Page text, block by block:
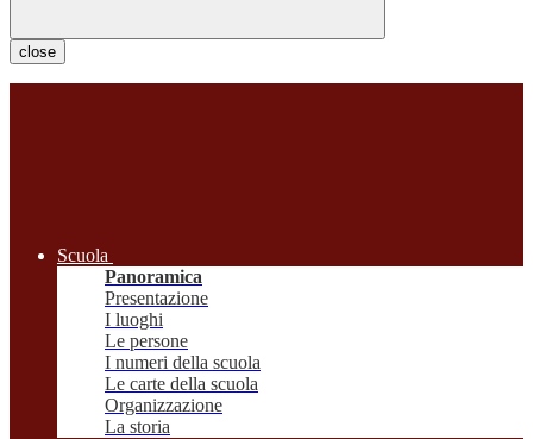
close
Scuola
Panoramica
Presentazione
I luoghi
Le persone
I numeri della scuola
Le carte della scuola
Organizzazione
La storia